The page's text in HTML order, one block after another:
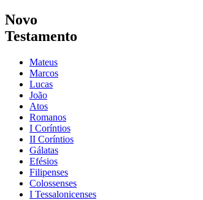
Novo
Testamento
Mateus
Marcos
Lucas
João
Atos
Romanos
I Coríntios
II Coríntios
Gálatas
Efésios
Filipenses
Colossenses
I Tessalonicenses